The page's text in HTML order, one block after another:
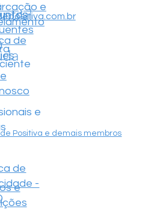
Positiva e demais membros
e
e
de
e
de
-